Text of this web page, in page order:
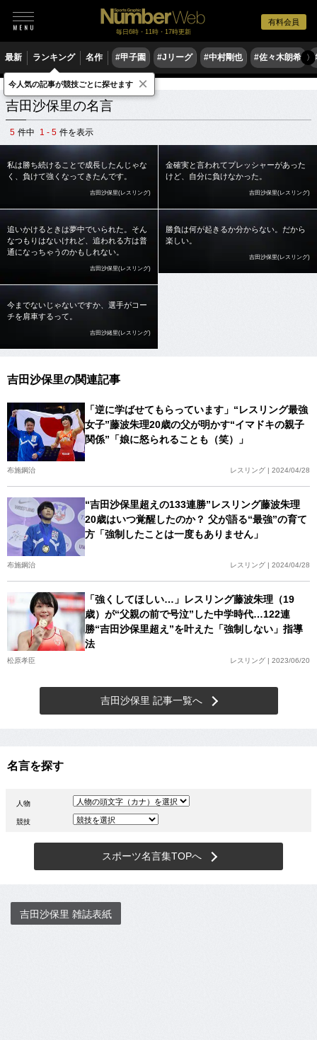
有料会員
毎日6時・11時・17時更新
最新 ランキング 名作 #甲子園 #Jリーグ #中村剛也 #佐々木朗希 〉
スポーツ名言集 ヨ 吉田沙保里
吉田沙保里の名言
5 件中 1 - 5 件を表示
私は勝ち続けることで成長したんじゃな
く、負けて強くなってきたんです。
吉田沙保里(レスリング)
金確実と言われてプレッシャーがあった
けど、自分に負けなかった。
吉田沙保里(レスリング)
追いかけるときは夢中でいられた。そん
なつもりはないけれど、追われる方は普
通になっちゃうのかもしれない。
吉田沙保里(レスリング)
勝負は何が起きるか分からない。だから
楽しい。
吉田沙保里(レスリング)
今までないじゃないですか、選手がコー
チを肩車するって。
吉田沙緒里(レスリング)
吉田沙保里の関連記事
「逆に学ばせてもらっています」“レスリング最強
女子”藤波朱理20歳の父が明かす“イマドキの親子
関係”「娘に怒られることも（笑）」
布施鋼治 レスリング | 2024/04/28
“吉田沙保里超えの133連勝”レスリング藤波朱理
20歳はいつ覚醒したのか？ 父が語る“最強”の育て
方「強制したことは一度もありません」
布施鋼治 レスリング | 2024/04/28
「強くしてほしい…」レスリング藤波朱理（19
歳）が“父親の前で号泣”した中学時代…122連
勝“吉田沙保里超え”を叶えた「強制しない」指導
法
松原孝臣 レスリング | 2023/06/20
吉田沙保里 記事一覧へ
名言を探す
人物
競技
スポーツ名言集TOPへ
吉田沙保里 雑誌表紙
今人気の記事が競技ごとに探せます ×